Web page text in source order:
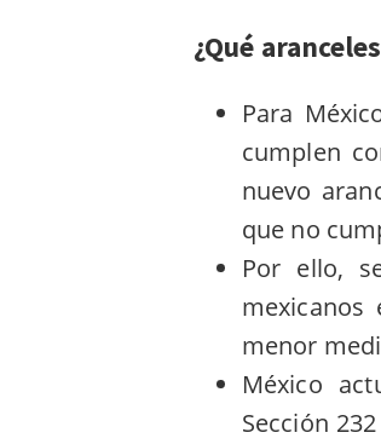
¿Qué aranceles
Para
cumplen
nuevo
que no
Por ello,
mexicanos
menor
México
Sección